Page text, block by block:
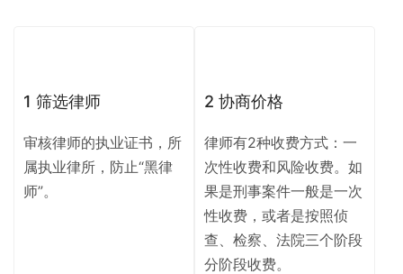
1 筛选律师
审核律师的执业证书，所
属执业律所，防止“黑律
师”。
2 协商价格
律师有2种收费方式：一
次性收费和风险收费。如
果是刑事案件一般是一次
性收费，或者是按照侦
查、检察、法院三个阶段
分阶段收费。